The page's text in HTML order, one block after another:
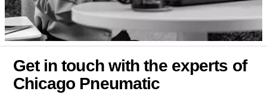
Get in touch with the experts of
Chicago Pneumatic